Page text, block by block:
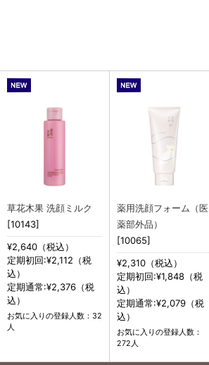
草花木果 洗顔ミルク
[10143]
¥2,640（税込）
定期初回:¥2,112（税
込）
定期通常:¥2,376（税
込）
お気に入りの登録人数：32
人
薬用洗顔フォーム（医
薬部外品）
[10065]
¥2,310（税込）
定期初回:¥1,848（税
込）
定期通常:¥2,079（税
込）
お気に入りの登録人数：
272人